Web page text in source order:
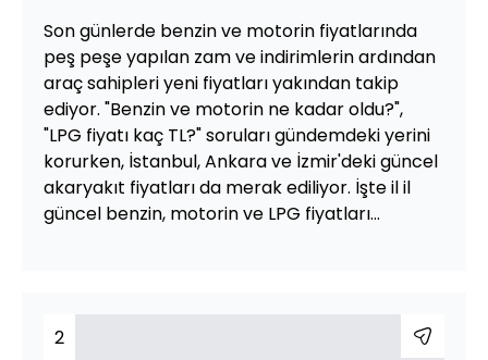
Son günlerde benzin ve motorin fiyatlarında
peş peşe yapılan zam ve indirimlerin ardından
araç sahipleri yeni fiyatları yakından takip
ediyor. "Benzin ve motorin ne kadar oldu?",
"LPG fiyatı kaç TL?" soruları gündemdeki yerini
korurken, İstanbul, Ankara ve İzmir'deki güncel
akaryakıt fiyatları da merak ediliyor. İşte il il
güncel benzin, motorin ve LPG fiyatları...
2